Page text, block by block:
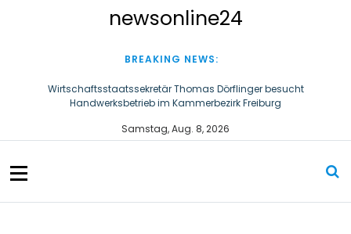
n
t
newsonline24
BREAKING NEWS:
Wirtschaftsstaatssekretär Thomas Dörflinger besucht
Handwerksbetrieb im Kammerbezirk Freiburg
Ultraschallzahnbürste für Hund und Katze – Tipps zur erfolgreichen
Eingewöhnung
Samstag, Aug. 8, 2026